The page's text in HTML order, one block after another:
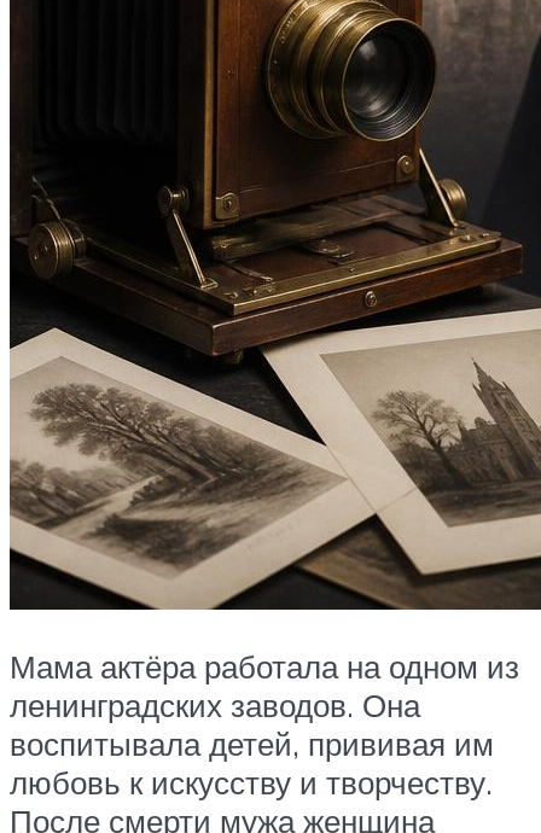
Мама актёра работала на одном из
ленинградских заводов. Она
воспитывала детей, прививая им
любовь к искусству и творчеству.
После смерти мужа женщина